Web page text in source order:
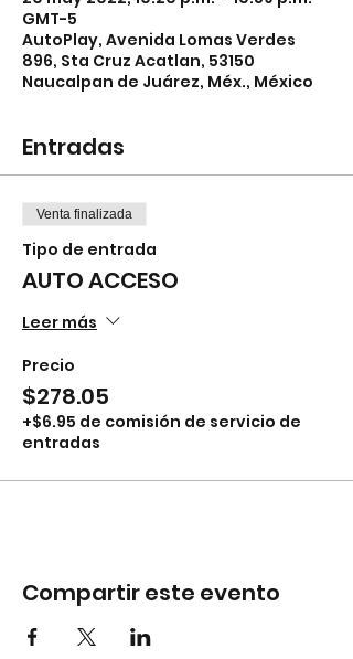
GMT-5
AutoPlay, Avenida Lomas Verdes
896, Sta Cruz Acatlan, 53150
Naucalpan de Juárez, Méx., México
Entradas
Venta finalizada
Tipo de entrada
AUTO ACCESO
Leer más
Precio
$278.05
+$6.95 de comisión de servicio de
entradas
Compartir este evento